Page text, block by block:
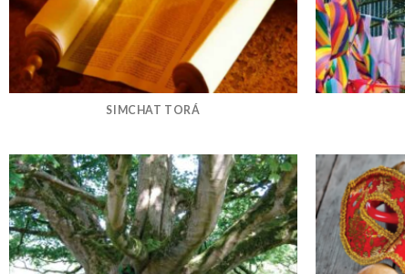
SIMCHAT TORÁ